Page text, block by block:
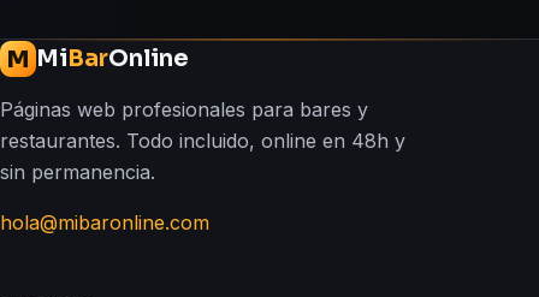
M MiBarOnline
Páginas web profesionales para bares y
restaurantes. Todo incluido, online en 48h y
sin permanencia.
hola@mibaronline.com